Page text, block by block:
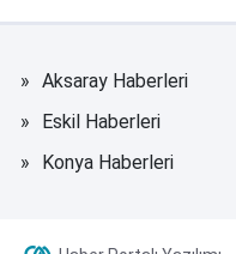
Aksaray Haberleri
Eskil Haberleri
Konya Haberleri